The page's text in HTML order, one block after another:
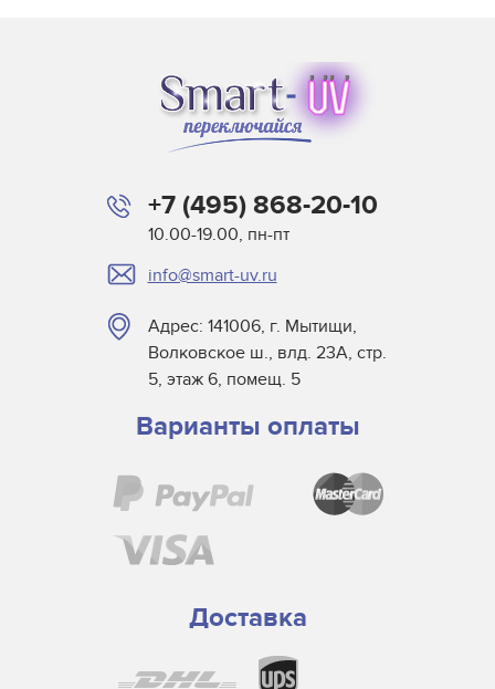
Baldwin
Beltron
BLV
Didde
DigiPrint для сушек
Dorn SPE
Dry Tac
Efsen
Frank Matthew
Grafix
H&S Autoshot
+7 (495) 868-20-10
10.00-19.00, пн-пт
info@smart-uv.ru
Адрес: 141006, г. Мытищи,
Волковское ш., влд. 23А, стр.
5, этаж 6, помещ. 5
Варианты оплаты
Доставка